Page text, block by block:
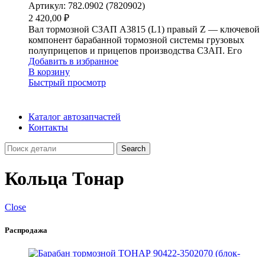
Артикул: 782.0902 (7820902)
2 420,00 ₽
Вал тормозной СЗАП A3815 (L1) правый Z — ключевой
компонент барабанной тормозной системы грузовых
полуприцепов и прицепов производства СЗАП. Его
Добавить в избранное
В корзину
Быстрый просмотр
Каталог автозапчастей
Контакты
Search
Кольца Тонар
Close
Распродажа